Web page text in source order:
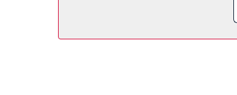
Tendrás un centro de negocios
gratuito disponible.